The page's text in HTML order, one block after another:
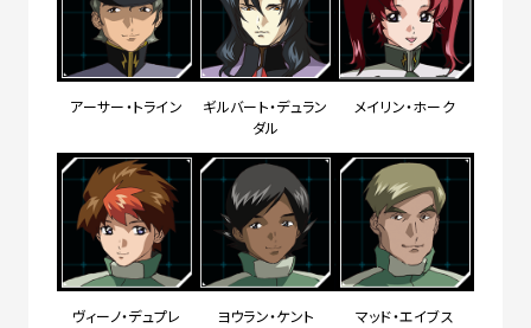
アーサー・トライン
ギルバート・デュラン
ダル
メイリン・ホーク
ヴィーノ・デュプレ ヨウラン・ケント マッド・エイブス